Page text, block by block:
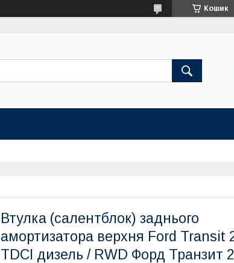
Кошик
Втулка (салентблок) заднього
амортизатора верхня Ford Transit
TDCI дизель / RWD Форд Транзит